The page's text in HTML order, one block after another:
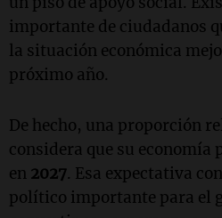
importante de ciudadanos
la situación económica
próximo año.
De hecho, una proporción
considera que su economía
en 2027. Esa expectativa
político importante para el